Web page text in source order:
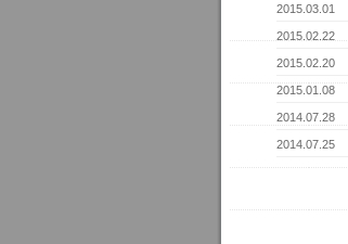
2015.03.01
2015.02.22
2015.02.20
2015.01.08
2014.07.28
2014.07.25